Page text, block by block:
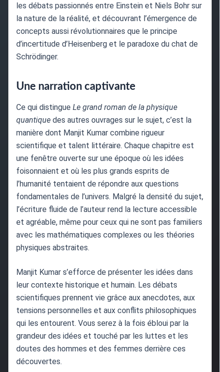
les débats passionnés entre Einstein et Niels Bohr sur
la nature de la réalité, et découvrant l’émergence de
concepts aussi révolutionnaires que le principe
d’incertitude d’Heisenberg et le paradoxe du chat de
Schrödinger.
Une narration captivante
Ce qui distingue Le grand roman de la physique
quantiquedes autres ouvrages sur le sujet, c’est la
manière dont Manjit Kumar combine rigueur
scientifique et talent littéraire. Chaque chapitre est
une fenêtre ouverte sur une époque où les idées
foisonnaient et où les plus grands esprits de
l’humanité tentaient de répondre aux questions
fondamentales de l’univers. Malgré la densité du sujet,
l’écriture fluide de l’auteur rend la lecture accessible
et agréable, même pour ceux qui ne sont pas familiers
avec les mathématiques complexes ou les théories
physiques abstraites.
Manjit Kumar s’efforce de présenter les idées dans
leur contexte historique et humain. Les débats
scientifiques prennent vie grâce aux anecdotes, aux
tensions personnelles et aux conflits philosophiques
qui les entourent. Vous serez à la fois ébloui par la
grandeur des idées et touché par les luttes et les
doutes des hommes et des femmes derrière ces
découvertes.